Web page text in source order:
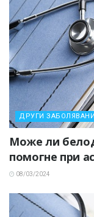
ДРУГИ
Може ли
помогне при
08/03/2024